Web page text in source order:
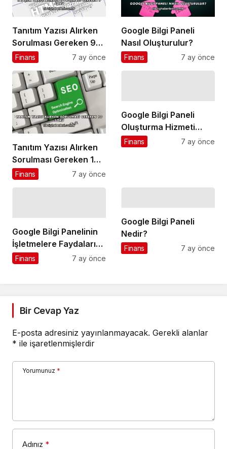
Tanıtım Yazısı Alırken
Sorulması Gereken 9
Soru
Finans 7 ay önce
Google Bilgi Paneli
Nasıl Oluşturulur?
Finans 7 ay önce
Tanıtım Yazısı Alırken
Sorulması Gereken 10
Soru
Finans 7 ay önce
Google Bilgi Paneli
Oluşturma Hizmeti
Nedir?
Finans 7 ay önce
Google Bilgi Panelinin
İşletmelere Faydaları
Nelerdir?
Finans 7 ay önce
Google Bilgi Paneli
Nedir?
Finans 7 ay önce
Bir Cevap Yaz
E-posta adresiniz yayınlanmayacak. Gerekli alanlar
* ile işaretlenmişlerdir
Yorumunuz *
Adınız *